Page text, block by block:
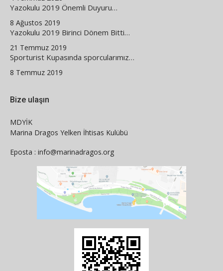
Yazokulu 2019 Önemli Duyuru…
8 Ağustos 2019
Yazokulu 2019 Birinci Dönem Bitti…
21 Temmuz 2019
Sporturist Kupasında sporcularımız…
8 Temmuz 2019
Bize ulaşın
MDYİK
Marina Dragos Yelken İhtisas Kulübü
Eposta : info@marinadragos.org